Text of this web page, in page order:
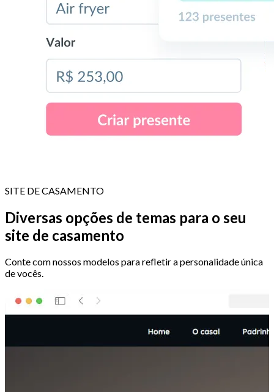
SITE DE CASAMENTO
Diversas opções de temas para o seu
site de casamento
Conte com nossos modelos para refletir a personalidade única
de vocês.